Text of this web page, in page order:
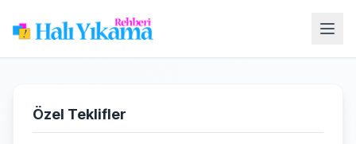
Özel Teklifler